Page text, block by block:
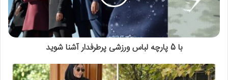
با 5 پارچه لباس ورزشی پرطرفدار آشنا شوید